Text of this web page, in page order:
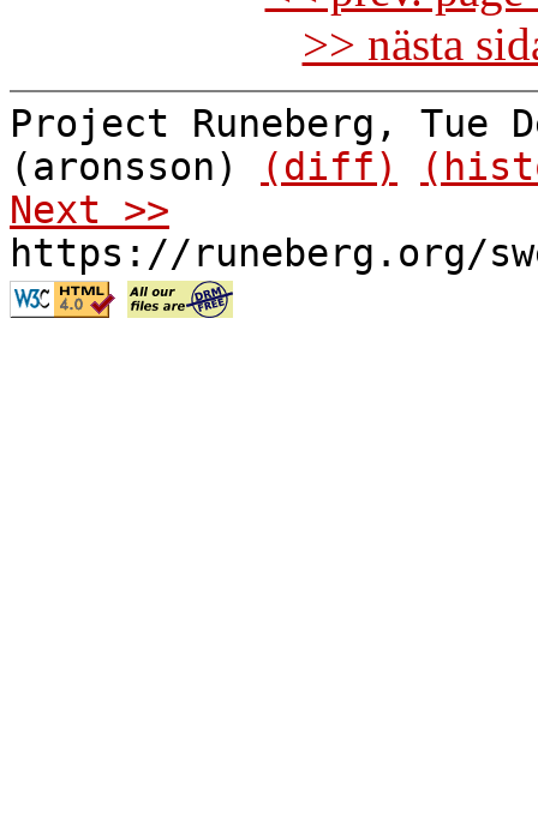
>> nästa
Project Runeberg, Tue
(aronsson)
(diff)
Next >>
https://runeberg.org/